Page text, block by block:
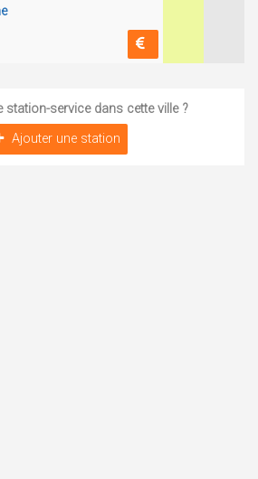
station-service dans cette ville ?
Ajouter une station